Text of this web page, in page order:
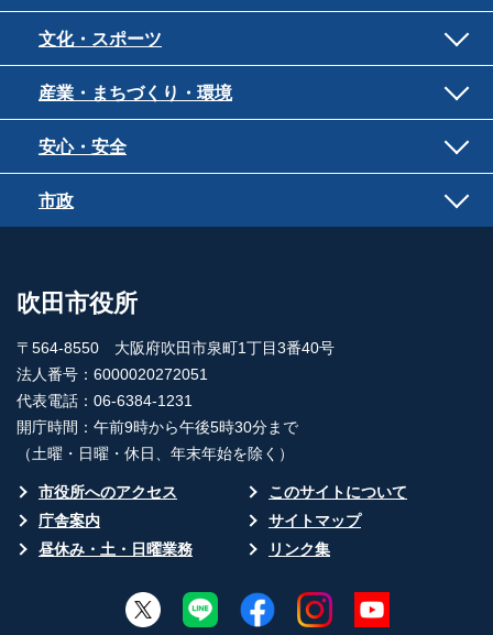
文化・スポーツ
産業・まちづくり・環境
安心・安全
市政
吹田市役所
〒564-8550 大阪府吹田市泉町1丁目3番40号
法人番号：6000020272051
代表電話：06-6384-1231
開庁時間：午前9時から午後5時30分まで
（土曜・日曜・休日、年末年始を除く）
市役所へのアクセス
このサイトについて
庁舎案内
サイトマップ
昼休み・土・日曜業務
リンク集